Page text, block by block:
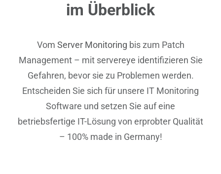
im Überblick
Vom Server Monitoring bis zum Patch
Management – mit servereye identifizieren Sie
Gefahren, bevor sie zu Problemen werden.
Entscheiden Sie sich für unsere IT Monitoring
Software und setzen Sie auf eine
betriebsfertige IT-Lösung von erprobter Qualität
– 100% made in Germany!